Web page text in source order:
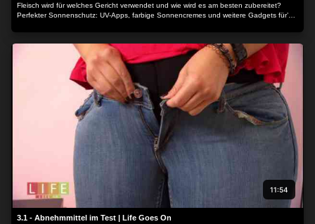
Fleisch wird für welches Gericht verwendet und wie wird es am besten zubereitet?
Perfekter Sonnenschutz: UV-Apps, farbige Sonnencremes und weitere Gadgets für’s
Fuß. Und: Alkohol-Mythen: Was stimmt wirklich?
11:54
3.1 - Abnehmmittel im Test | Life Goes On